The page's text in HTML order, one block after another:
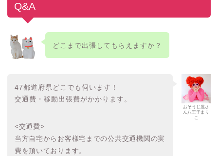
Q&A
どこまで出張してもらえますか？
おそうじ屋さ
ん八王子まり
こ
47都道府県どこでも伺います！
交通費・移動出張費がかかります。
<交通費>
当方自宅からお客様宅までの公共交通機関の実
費を頂いております。